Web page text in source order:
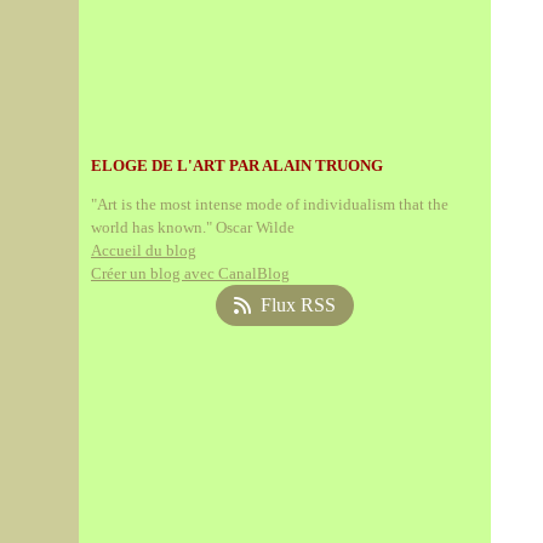
ELOGE DE L'ART PAR ALAIN TRUONG
"Art is the most intense mode of individualism that the
world has known." Oscar Wilde
Accueil du blog
Créer un blog avec CanalBlog
Flux RSS